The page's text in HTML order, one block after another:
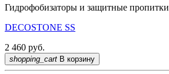
Гидрофобизаторы и защитные пропитки
DECOSTONE SS
2 460 руб.
shopping_cart В корзину